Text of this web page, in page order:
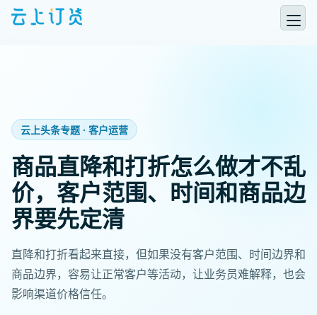
云上头条专题 · 客户运营
商品直降和打折怎么做才不乱
价，客户范围、时间和商品边
界要先定清
直降和打折看起来直接，但如果没有客户范围、时间边界和
商品边界，容易让正常客户等活动，让业务员难解释，也会
影响渠道价格信任。